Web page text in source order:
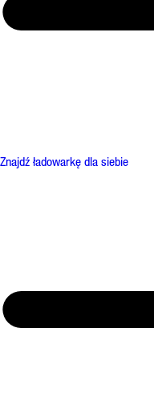
Znajdź ładowarkę dla siebie